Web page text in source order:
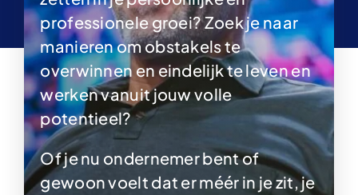
professionele groei? Zoek je naar
manieren om obstakels te
overwinnen en eindelijk te leven en
werken vanuit jouw volle
potentieel?
Of je nu ondernemer bent of
gewoon voelt dat er méér in je zit, je